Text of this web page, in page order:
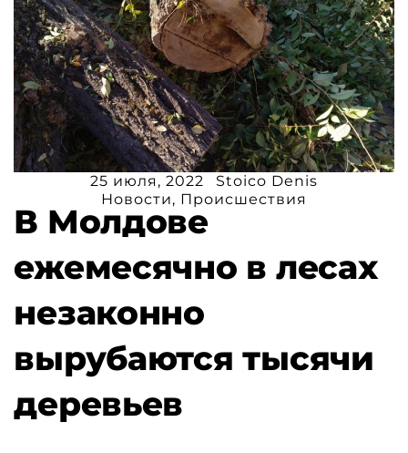
25 июля, 2022
Stoico Denis
Новости, Происшествия
В Молдове
ежемесячно в лесах
незаконно
вырубаются тысячи
деревьев